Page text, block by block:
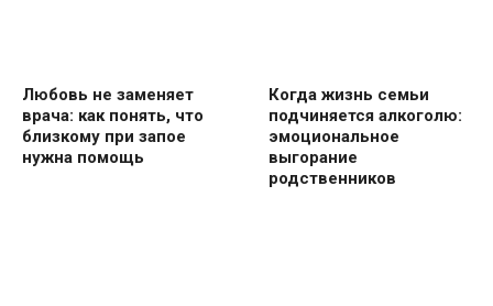
Любовь не заменяет
врача: как понять, что
близкому при запое
нужна помощь
Когда жизнь семьи
подчиняется алкоголю:
эмоциональное
выгорание
родственников